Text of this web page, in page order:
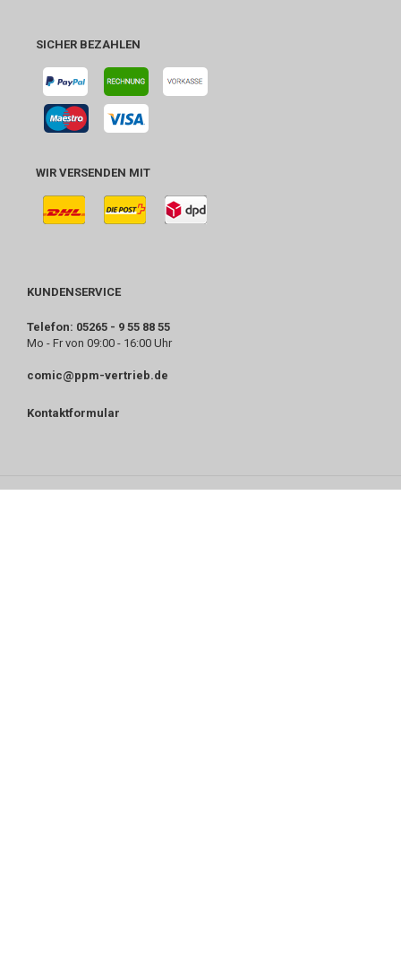
SICHER BEZAHLEN
WIR VERSENDEN MIT
KUNDENSERVICE
Telefon: 05265 - 9 55 88 55
Mo - Fr von 09:00 - 16:00 Uhr
comic@ppm-vertrieb.de
Kontaktformular